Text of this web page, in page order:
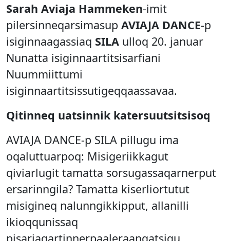
Sarah Aviaja Hammeken-imit
pilersinneqarsimasup AVIAJA DANCE-p
isiginnaagassiaq SILA ulloq 20. januar
Nunatta isiginnaartitsisarfiani
Nuummiittumi
isiginnaartitsissutigeqqaassavaa.
Qitinneq uatsinnik katersuutsitsisoq
AVIAJA DANCE-p SILA pillugu ima
oqaluttuarpoq: Misigeriikkagut
qiviarlugit tamatta sorsugassaqarnerput
ersarinngila? Tamatta kiserliortutut
misigineq nalunngikkipput, allanilli
ikioqqunissaq
pisariaqartinnerpaaleraangatsigu